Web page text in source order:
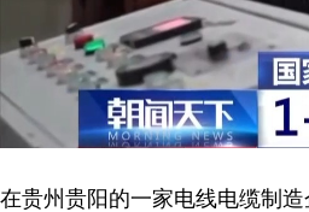
在贵州贵阳的一家电线电缆制